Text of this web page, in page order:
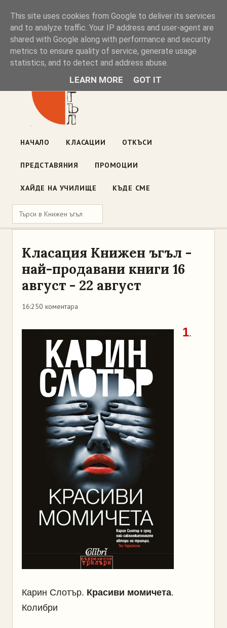
Книжен ъгъл
Блог на книжарницата — класации, откъси, нови книги
ул. „Оборище" 117, София· пон–пет 10:00–19:00 ·
НАЧАЛО КЛАСАЦИИ ОТКЪСИ
ПРЕДСТАВЯНИЯ ПРОМОЦИИ
ХАЙДЕ НА УЧИЛИЩЕ КЪДЕ СМЕ
Класация Книжен ъгъл -
най-продавани книги 16
август - 22 август
16:250 коментара
1.
Карин Слотър. Красиви момичета.
Колибри
This site uses cookies from Google to deliver its services
and to analyze traffic. Your IP address and user-agent are
shared with Google along with performance and security
metrics to ensure quality of service, generate usage
statistics, and to detect and address abuse.
LEARN MORE GOT IT